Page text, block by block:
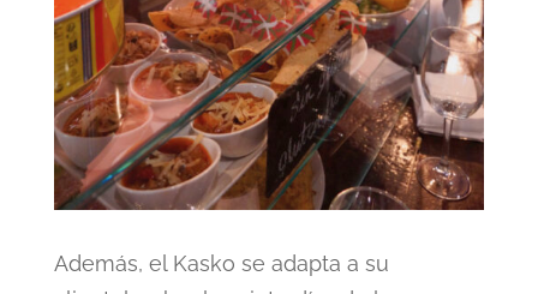
Además, el Kasko se adapta a su